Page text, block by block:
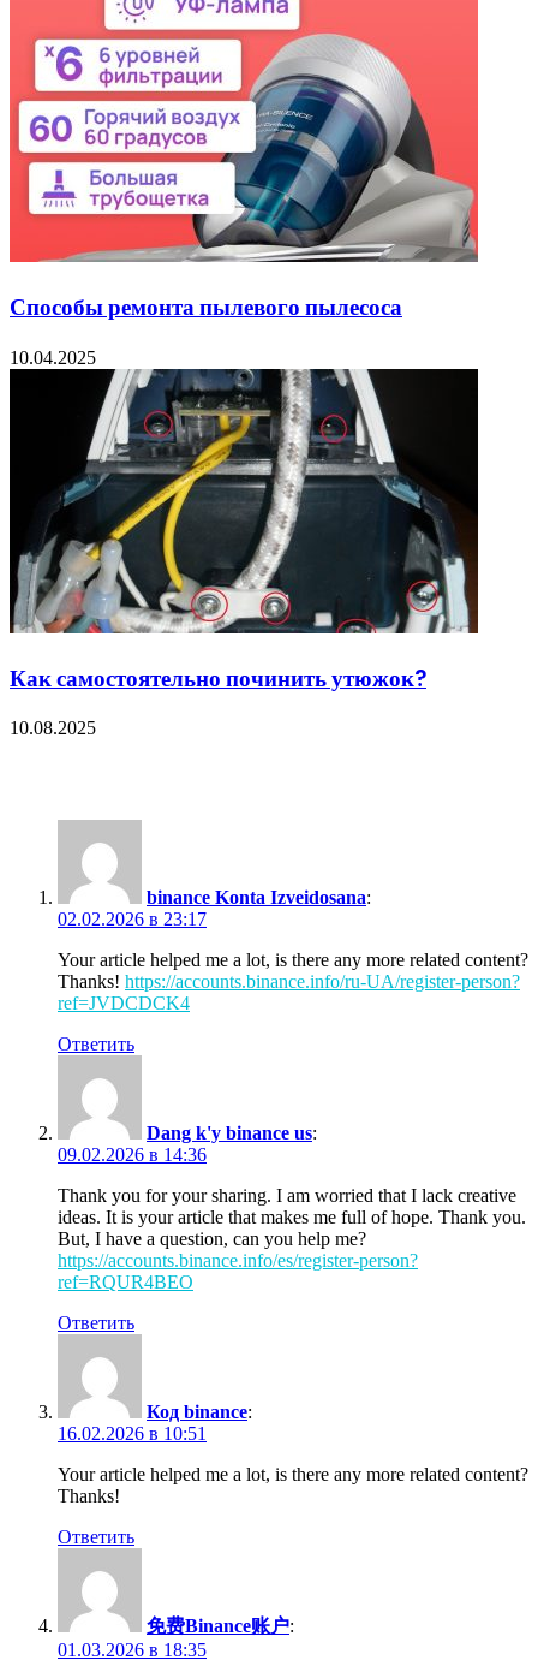
Способы ремонта пылевого пылесоса
10.04.2025
Как самостоятельно починить утюжок?
10.08.2025
binance Konta Izveidosana:
02.02.2026 в 23:17
Your article helped me a lot, is there any more related content?
Thanks! https://accounts.binance.info/ru-UA/register-person?
ref=JVDCDCK4
Ответить
Dang k'y binance us:
09.02.2026 в 14:36
Thank you for your sharing. I am worried that I lack creative
ideas. It is your article that makes me full of hope. Thank you.
But, I have a question, can you help me?
https://accounts.binance.info/es/register-person?
ref=RQUR4BEO
Ответить
Код binance:
16.02.2026 в 10:51
Your article helped me a lot, is there any more related content?
Thanks!
Ответить
免费Binance账户:
01.03.2026 в 18:35